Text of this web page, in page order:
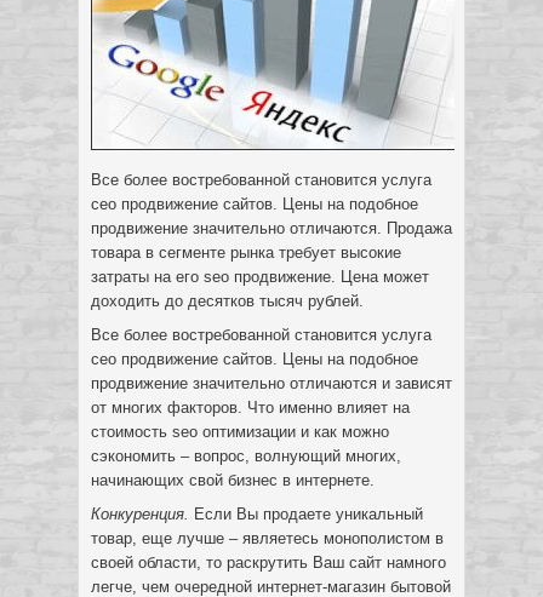
Все более востребованной становится услуга
сео продвижение сайтов. Цены на подобное
продвижение значительно отличаются. Продажа
товара в сегменте рынка требует высокие
затраты на его seo продвижение. Цена может
доходить до десятков тысяч рублей.
Все более востребованной становится услуга
сео продвижение сайтов. Цены на подобное
продвижение значительно отличаются и зависят
от многих факторов. Что именно влияет на
стоимость seo оптимизации и как можно
сэкономить – вопрос, волнующий многих,
начинающих свой бизнес в интернете.
Конкуренция. Если Вы продаете уникальный
товар, еще лучше – являетесь монополистом в
своей области, то раскрутить Ваш сайт намного
легче, чем очередной интернет-магазин бытовой